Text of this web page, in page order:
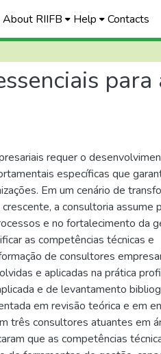
About RIIFB Help Contacts
para
requer o
específicas que
Em um cenário de
a consultoria assume
e no fortalecimento da
as competências técnicas e
de consultores
e aplicadas na prática
e de levantamento
em revisão teórica e em
três consultores atuantes em
que as competências